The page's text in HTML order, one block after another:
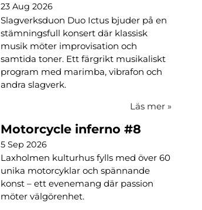
23 Aug 2026
Slagverksduon Duo Ictus bjuder på en
stämningsfull konsert där klassisk
musik möter improvisation och
samtida toner. Ett färgrikt musikaliskt
program med marimba, vibrafon och
andra slagverk.
Läs mer »
Motorcycle inferno #8
5 Sep 2026
Laxholmen kulturhus fylls med över 60
unika motorcyklar och spännande
konst – ett evenemang där passion
möter välgörenhet.